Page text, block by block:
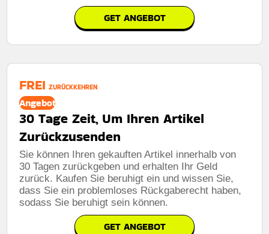
GET ANGEBOT
FREI ZURÜCKKEHREN
Angebot
30 Tage Zeit, Um Ihren Artikel
Zurückzusenden
Sie können Ihren gekauften Artikel innerhalb von
30 Tagen zurückgeben und erhalten Ihr Geld
zurück. Kaufen Sie beruhigt ein und wissen Sie,
dass Sie ein problemloses Rückgaberecht haben,
sodass Sie beruhigt sein können.
GET ANGEBOT